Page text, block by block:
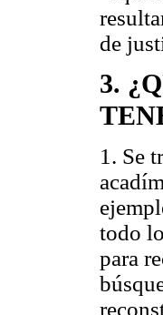
de
3.
1. Se
todo
para